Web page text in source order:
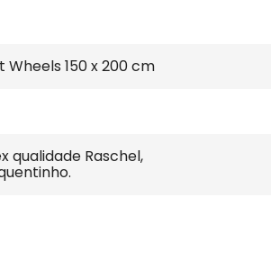
Wheels 150 x 200 cm
qualidade Raschel,